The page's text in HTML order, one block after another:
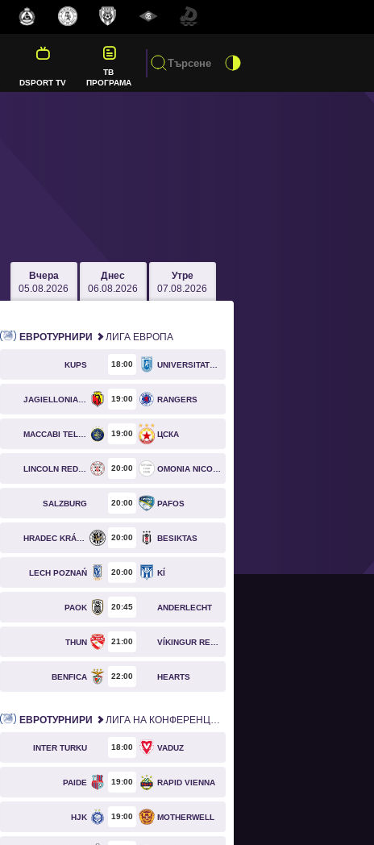
DSPORT TV
ТВ
ПРОГРАМА
Вчера
05.08.2026
Днес
06.08.2026
Утре
07.08.2026
ЕВРОТУРНИРИ ЛИГА ЕВРОПА
KUPS 18 00
19 00 RANGERS
19 00 ЦСКА
20 00
SALZBURG 20 00 PAFOS
20 00 BESIKTAS
LECH POZNAŃ 20 00 KÍ
PAOK 20 45 ANDERLECHT
THUN 21 00
BENFICA 22 00 HEARTS
ЕВРОТУРНИРИ ЛИГА НА КОНФЕРЕНЦИИТЕ
INTER TURKU 18 00 VADUZ
PAIDE 19 00 RAPID VIENNA
HJK 19 00 MOTHERWELL